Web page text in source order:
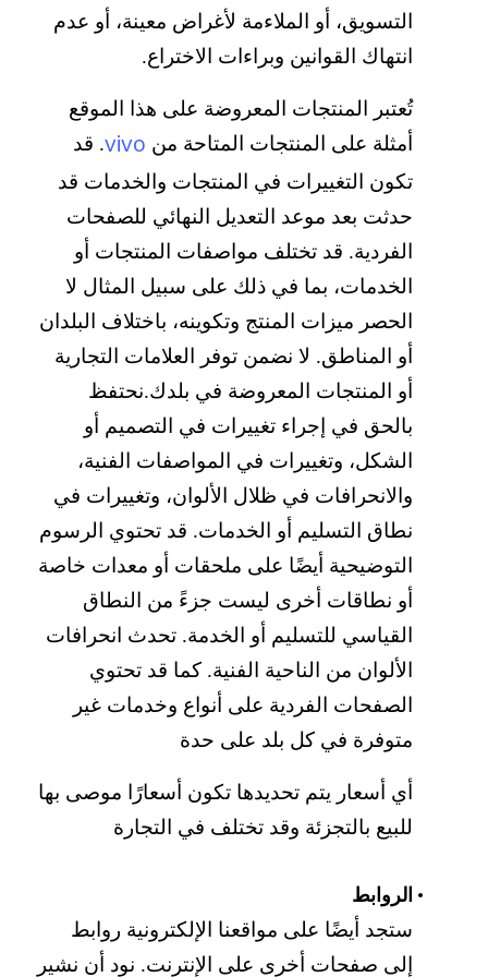
التسويق، أو الملاءمة لأغراض معينة، أو عدم
انتهاك القوانين وبراءات الاختراع.
تُعتبر المنتجات المعروضة على هذا الموقع
أمثلة على المنتجات المتاحة من vivo. قد
تكون التغييرات في المنتجات والخدمات قد
حدثت بعد موعد التعديل النهائي للصفحات
الفردية. قد تختلف مواصفات المنتجات أو
الخدمات، بما في ذلك على سبيل المثال لا
الحصر ميزات المنتج وتكوينه، باختلاف البلدان
أو المناطق. لا نضمن توفر العلامات التجارية
أو المنتجات المعروضة في بلدك.نحتفظ
بالحق في إجراء تغييرات في التصميم أو
الشكل، وتغييرات في المواصفات الفنية،
والانحرافات في ظلال الألوان، وتغييرات في
نطاق التسليم أو الخدمات. قد تحتوي الرسوم
التوضيحية أيضًا على ملحقات أو معدات خاصة
أو نطاقات أخرى ليست جزءً من النطاق
القياسي للتسليم أو الخدمة. تحدث انحرافات
الألوان من الناحية الفنية. كما قد تحتوي
الصفحات الفردية على أنواع وخدمات غير
متوفرة في كل بلد على حدة
أي أسعار يتم تحديدها تكون أسعارًا موصى بها
للبيع بالتجزئة وقد تختلف في التجارة
الروابط
ستجد أيضًا على مواقعنا الإلكترونية روابط
إلى صفحات أخرى على الإنترنت. نود أن نشير